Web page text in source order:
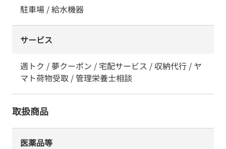
駐車場 / 給水機器
サービス
週トク / 夢クーポン / 宅配サービス / 収納代行 / ヤ
マト荷物受取 / 管理栄養士相談
取扱商品
医薬品等